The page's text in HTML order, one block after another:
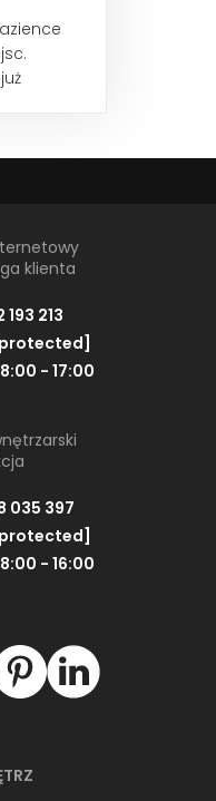
klienta
213
- 17:00
035 397
- 16:00